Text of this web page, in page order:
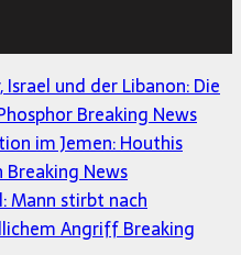
Israel und der Libanon: Die
Breaking News
im Jemen: Houthis
Breaking News
Mann stirbt nach
AngriffBreaking